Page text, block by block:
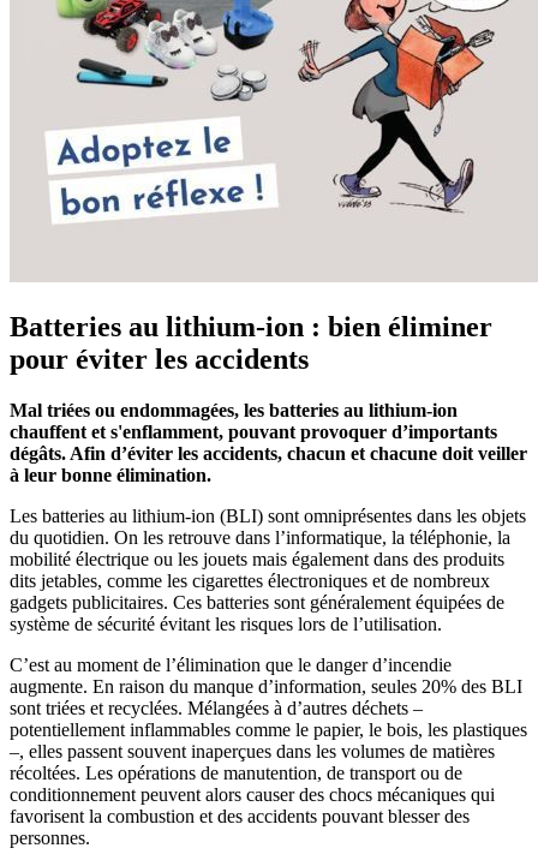
Batteries au lithium-ion : bien éliminer
pour éviter les accidents
Mal triées ou endommagées, les batteries au lithium-ion
chauffent et s'enflamment, pouvant provoquer d’importants
dégâts. Afin d’éviter les accidents, chacun et chacune doit veiller
à leur bonne élimination.
Les batteries au lithium-ion (BLI) sont omniprésentes dans les objets
du quotidien. On les retrouve dans l’informatique, la téléphonie, la
mobilité électrique ou les jouets mais également dans des produits
dits jetables, comme les cigarettes électroniques et de nombreux
gadgets publicitaires. Ces batteries sont généralement équipées de
système de sécurité évitant les risques lors de l’utilisation.
C’est au moment de l’élimination que le danger d’incendie
augmente. En raison du manque d’information, seules 20% des BLI
sont triées et recyclées. Mélangées à d’autres déchets –
potentiellement inflammables comme le papier, le bois, les plastiques
–, elles passent souvent inaperçues dans les volumes de matières
récoltées. Les opérations de manutention, de transport ou de
conditionnement peuvent alors causer des chocs mécaniques qui
favorisent la combustion et des accidents pouvant blesser des
personnes.